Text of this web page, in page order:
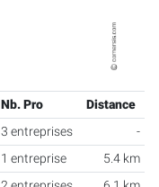
Nb. Pro
Distance
3 entreprises
-
1 entreprise
5.4 km